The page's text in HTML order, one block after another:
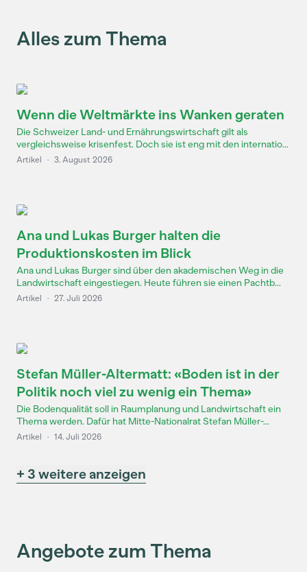
Alles zum Thema
Wenn die Weltmärkte ins Wanken geraten
Die Schweizer Land- und Ernährungswirtschaft gilt als
vergleichsweise krisenfest. Doch sie ist eng mit den internatio...
Artikel · 3. August 2026
Ana und Lukas Burger halten die
Produktionskosten im Blick
Ana und Lukas Burger sind über den akademischen Weg in die
Landwirtschaft eingestiegen. Heute führen sie einen Pachtb...
Artikel · 27. Juli 2026
Stefan Müller-Altermatt: «Boden ist in der
Politik noch viel zu wenig ein Thema»
Die Bodenqualität soll in Raumplanung und Landwirtschaft ein
Thema werden. Dafür hat Mitte-Nationalrat Stefan Müller-...
Artikel · 14. Juli 2026
+ 3 weitere anzeigen
Angebote zum Thema